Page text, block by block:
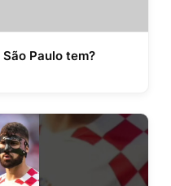
Paulo tem?